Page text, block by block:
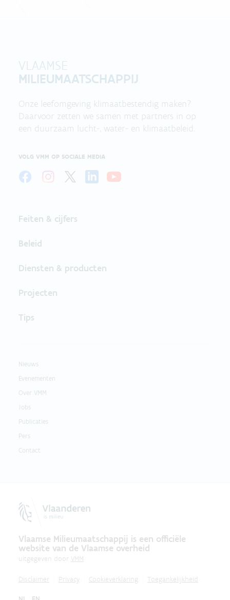
VLAAMSE
MILIEUMAATSCHAPPIJ
Onze leefomgeving klimaatbestendig maken?
Daarvoor zetten we samen met partners in op
een duurzaam lucht-, water- en klimaatbeleid.
VOLG VMM OP SOCIALE MEDIA
Feiten & cijfers
Beleid
Diensten & producten
Projecten
Tips
Nieuws
Evenementen
Over VMM
Jobs
Publicaties
Pers
Contact
Vlaamse Milieumaatschappij is een officiële
website van de Vlaamse overheid
uitgegeven door VMM
Disclaimer Privacy Cookieverklaring Toegankelijkheid